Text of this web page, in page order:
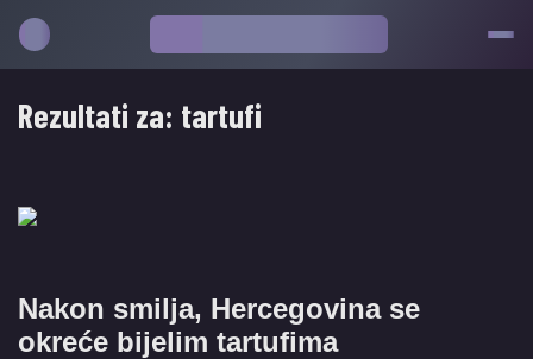
Rezultati za: tartufi
Nakon smilja, Hercegovina se
okreće bijelim tartufima